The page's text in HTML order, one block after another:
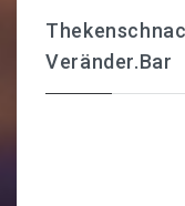
Veränder.Bar